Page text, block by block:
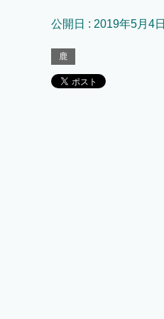
公開日 : 2019年5月4日
鹿